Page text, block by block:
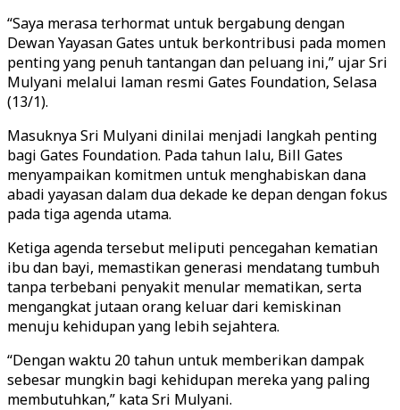
“Saya merasa terhormat untuk bergabung dengan
Dewan Yayasan Gates untuk berkontribusi pada momen
penting yang penuh tantangan dan peluang ini,” ujar Sri
Mulyani melalui laman resmi Gates Foundation, Selasa
(13/1).
Masuknya Sri Mulyani dinilai menjadi langkah penting
bagi Gates Foundation. Pada tahun lalu, Bill Gates
menyampaikan komitmen untuk menghabiskan dana
abadi yayasan dalam dua dekade ke depan dengan fokus
pada tiga agenda utama.
Ketiga agenda tersebut meliputi pencegahan kematian
ibu dan bayi, memastikan generasi mendatang tumbuh
tanpa terbebani penyakit menular mematikan, serta
mengangkat jutaan orang keluar dari kemiskinan
menuju kehidupan yang lebih sejahtera.
“Dengan waktu 20 tahun untuk memberikan dampak
sebesar mungkin bagi kehidupan mereka yang paling
membutuhkan,” kata Sri Mulyani.